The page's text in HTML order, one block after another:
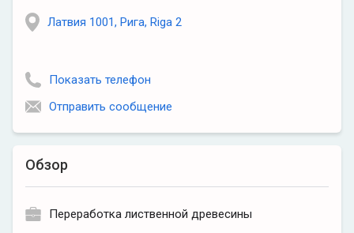
Обзор
Переработка лиственной древесины
Латвия 1001, Рига, Riga 2
Показать телефон
Отправить сообщение